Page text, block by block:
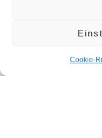
Cookie-
Zahnarzt
Auszeichnung